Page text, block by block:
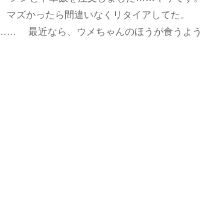
マズかったら間違いなくリタイアしてた。
…… 最近なら、ウメちゃんのほうが食う